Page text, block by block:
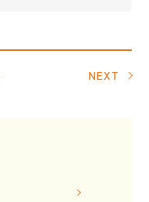
NEXT